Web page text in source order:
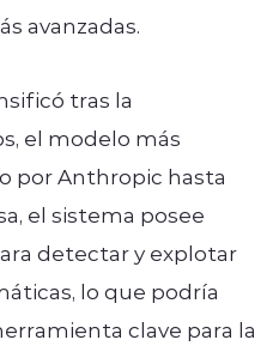
avanzadas.
tras la
el modelo más
por Anthropic hasta
el sistema posee
detectar y explotar
lo que podría
clave para la